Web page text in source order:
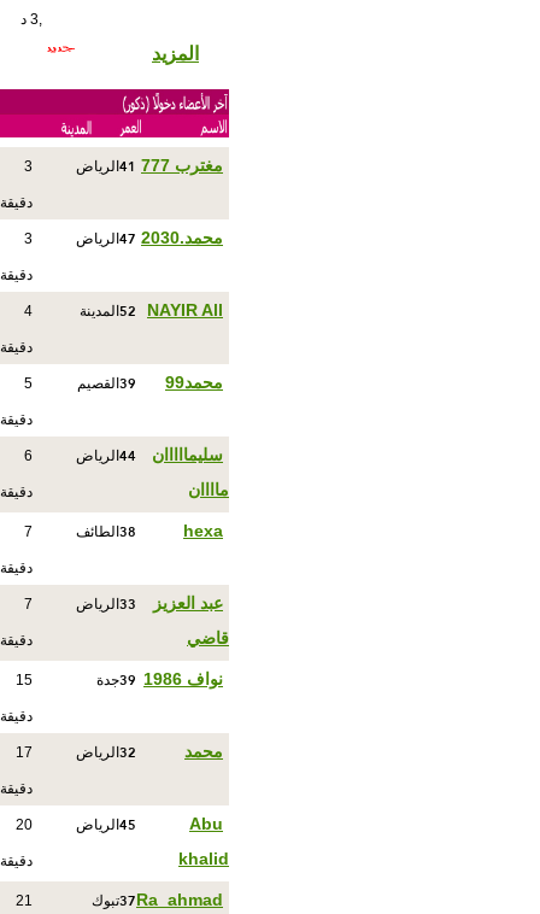
,3 د
المزيد
مغترب 777 41 الرياض 3
دقيقة
محمد.2030 47 الرياض 3
دقيقة
NAYIR All
52 المدينة 4
دقيقة
محمد99 39 القصيم 5
دقيقة
سليمااااان
ماااان
44 الرياض 6
دقيقة
hexa
38 الطائف 7
دقيقة
عبد العزيز
قاضي
33 الرياض 7
دقيقة
نواف 1986 39جدة 15
دقيقة
‏محمد 32 الرياض 17
دقيقة
Abu
khalid
45 الرياض 20
دقيقة
Ra_ahmad
37تبوك 21